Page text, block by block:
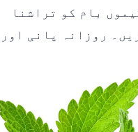
بام کو تراشنا
روزانہ پانی اور